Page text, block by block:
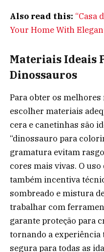
Also read this: “Casa
Your Home With
Materiais Ideais
Dinossauros
Para obter os
escolher materiais
cera e canetinhas são
“dinossauro para
gramatura evitam
cores mais vivas. O
também incentiva
sombreado e mistura
trabalhar com
garante proteção para
tornando a experiência
segura para todas as